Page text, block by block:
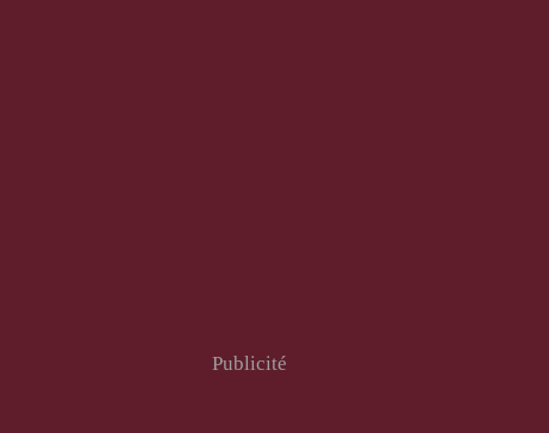
Publicité